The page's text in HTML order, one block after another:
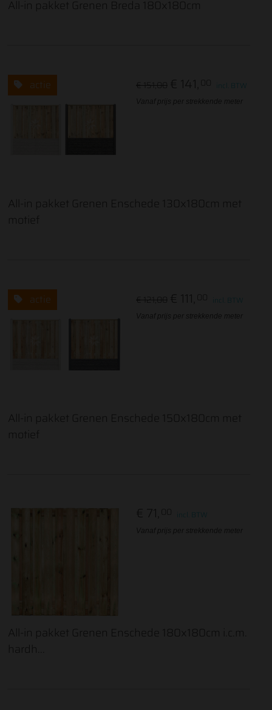
All-in pakket Grenen Breda 180x180cm
actie € 151,00 € 141, incl. BTW
Vanaf prijs per strekkende meter
All-in pakket Grenen Enschede 130x180cm met
motief
actie € 121,00 € 111, incl. BTW
Vanaf prijs per strekkende meter
All-in pakket Grenen Enschede 150x180cm met
motief
€ 71, incl. BTW
Vanaf prijs per strekkende meter
All-in pakket Grenen Enschede 180x180cm i.c.m.
hardh...